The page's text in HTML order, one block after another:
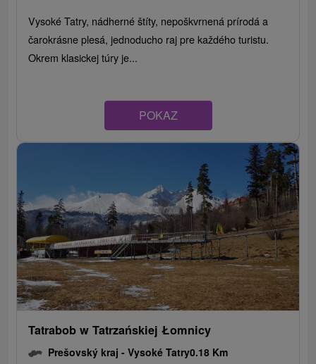
Vysoké Tatry, nádherné štíty, nepoškvrnená prírodá a
čarokrásne plesá, jednoducho raj pre každého turistu.
Okrem klasickej túry je...
POKAZ
Tatrabob w Tatrzańskiej Łomnicy
Prešovský kraj -Vysoké Tatry0.18 Km